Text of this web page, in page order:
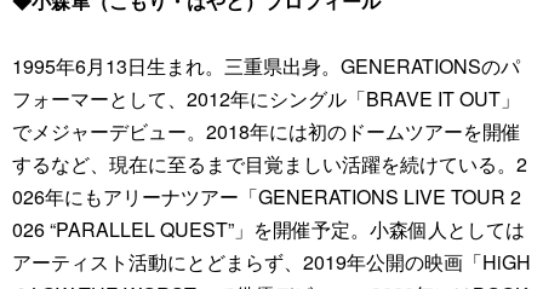
1995年6月13日生まれ。三重県出身。GENERATIONSのパ
フォーマーとして、2012年にシングル「BRAVE IT OUT」
でメジャーデビュー。2018年には初のドームツアーを開催
するなど、現在に至るまで目覚ましい活躍を続けている。2
026年にもアリーナツアー「GENERATIONS LIVE TOUR 2
026 “PARALLEL QUEST”」を開催予定。小森個人としては
アーティスト活動にとどまらず、2019年公開の映画「HiGH